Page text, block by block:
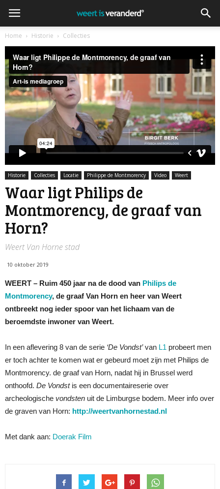
Home Historie Collecties
Historie Collecties Locatie Philippe de Montmorency Video Weert
Waar ligt Philips de
Montmorency, de graaf van
Horn?
Weert Van Horne stad
10 oktober 2019
WEERT – Ruim 450 jaar na de dood van Philips de
Montmorency, de graaf Van Horn en heer van Weert
ontbreekt nog ieder spoor van het lichaam van de
beroemdste inwoner van Weert.
In een aflevering 8 van de serie ‘De Vondst’van L1 probeert men
er toch achter te komen wat er gebeurd moet zijn met Philips de
Montmorency. de graaf van Horn, nadat hij in Brussel werd
onthoofd. De Vondstis een documentaireserie over
archeologische vondsten uit de Limburgse bodem. Meer info over
de graven van Horn: http://weertvanhornestad.nl
Met dank aan: Doerak Film